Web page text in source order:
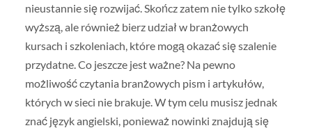
nieustannie się rozwijać. Skończ zatem nie tylko szkołę
wyższą, ale również bierz udział w branżowych
kursach i szkoleniach, które mogą okazać się szalenie
przydatne. Co jeszcze jest ważne? Na pewno
możliwość czytania branżowych pism i artykułów,
których w sieci nie brakuje. W tym celu musisz jednak
znać język angielski, ponieważ nowinki znajdują się